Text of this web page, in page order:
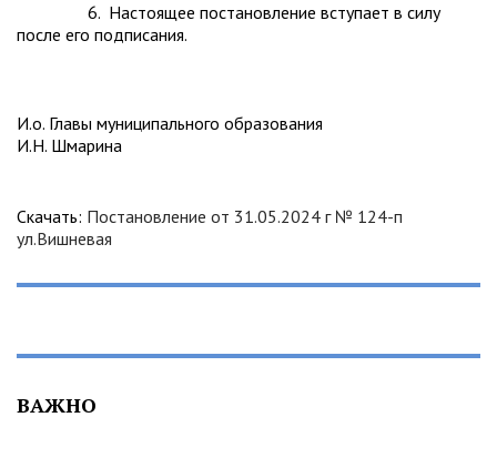
6. Настоящее постановление вступает в силу
после его подписания.
И.о. Главы муниципального образования
И.Н. Шмарина
Скачать: Постановление от 31.05.2024 г № 124-п
ул.Вишневая
ВАЖНО